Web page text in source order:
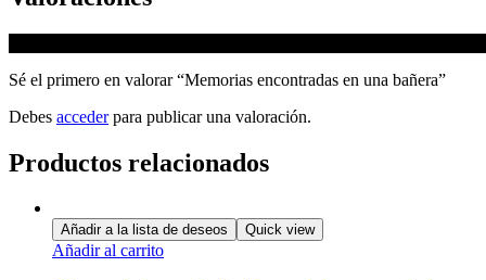
Sé el primero en valorar “Memorias encontradas en una bañera”
Debes accederpara publicar una valoración.
Productos relacionados
Añadir a la lista de deseos Quick view
Añadir al carrito